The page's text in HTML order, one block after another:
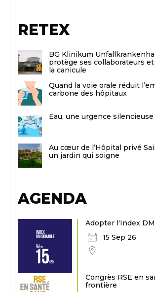
RETEX
BG Klinikum
protège ses collaborateurs
la canicule
Quand la voie orale réduit
carbone des hôpitaux
Eau, une urgence silencieuse
Au cœur de l’Hôpital privé
un jardin qui soigne
AGENDA
Adopter l'Index
15 Sep 26
Congrès RSE en
frontière